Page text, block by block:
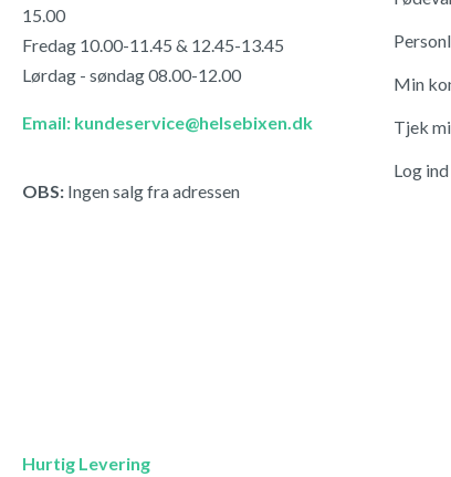
15.00
Fredag 10.00-11.45 & 12.45-13.45
Lørdag - søndag 08.00-12.00
Email: kundeservice@helsebixen.dk
OBS: Ingen salg fra adressen
Min
Tjek
Log ind
Hurtig Levering